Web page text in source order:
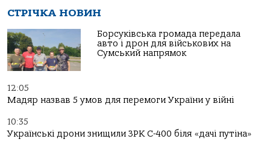
СТРІЧКА НОВИН
Борсуківська громада передала
авто і дрон для військових на
Сумський напрямок
12:05
Мадяр назвав 5 умов для перемоги України у війні
10:35
Українські дрони знищили ЗРК С-400 біля «дачі путіна»